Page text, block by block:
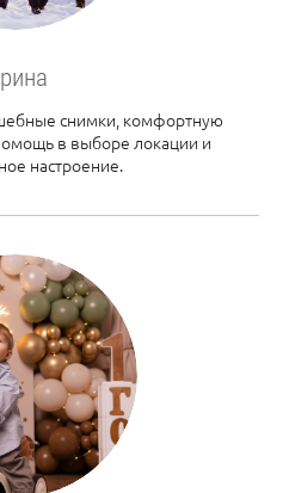
снимки, комфортную
в выборе локации и
настроение.